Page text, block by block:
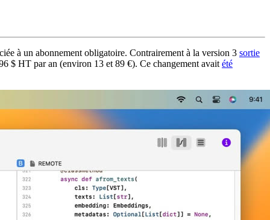
à un abonnement obligatoire. Contrairement à la version 3 sortie
$ HT par an (environ 13 et 89 €). Ce changement avait été